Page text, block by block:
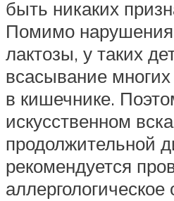
быть никаких
Помимо
лактозы, у таких
всасывание
в кишечнике.
искусственном
продолжительной
рекомендуется